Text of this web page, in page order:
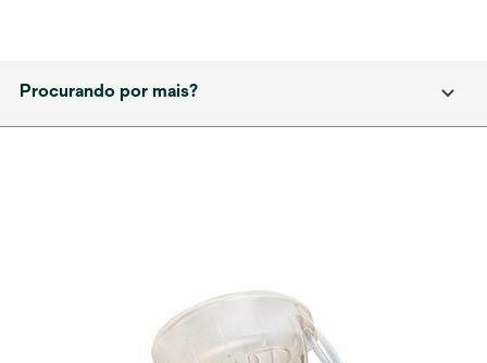
Procurando por mais?